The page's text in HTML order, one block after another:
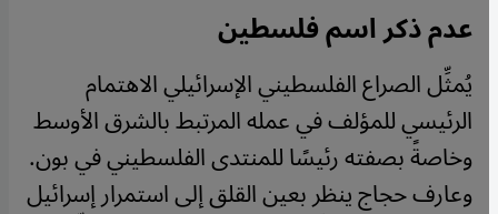
عدم ذكر اسم فلسطين
يُمثِّل الصراع الفلسطيني الإسرائيلي الاهتمام
الرئيسي للمؤلف في عمله المرتبط بالشرق الأوسط
وخاصةً بصفته رئيسًا للمنتدى الفلسطيني في بون.
وعارف حجاج ينظر بعين القلق إلى استمرار إسرائيل